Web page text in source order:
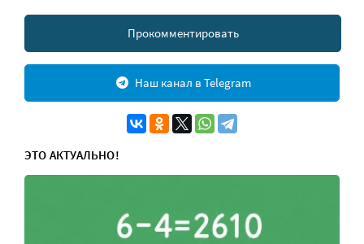
Прокомментировать
Наш канал в Telegram
ЭТО АКТУАЛЬНО!